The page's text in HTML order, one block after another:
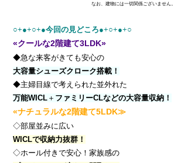
なお、建物には一切関係ございません。
○+●+○+●今回の見どころ●+○+●+○
«クールな2階建て3LDK»
◆急な来客がきても安心の
大容量シューズクローク搭載！
◆主婦目線で考えられた並外れた
万能WICL ＋ ファミリーCLなどの大容量収納！
«ナチュラルな2階建て5LDK≫
◇部屋並みに広い
WICLで収納力抜群！
◇ホール付きで安心！家族感の